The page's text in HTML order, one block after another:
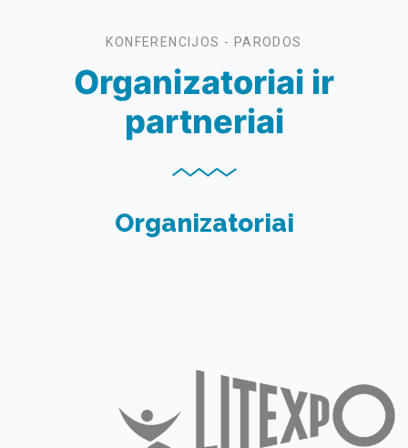
KONFERENCIJOS - PARODOS
Organizatoriai ir
partneriai
Organizatoriai